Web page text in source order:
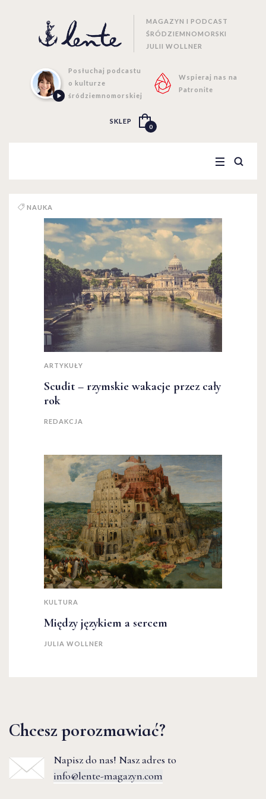
MAGAZYN I PODCAST
ŚRÓDZIEMNOMORSKI
JULII WOLLNER
Posłuchaj podcastu
o kulturze
śródziemnomorskiej
Wspieraj nas na
Patronite
SKLEP
0
NAUKA
ARTYKUŁY
Scudit – rzymskie wakacje przez cały
rok
REDAKCJA
KULTURA
Między językiem a sercem
JULIA WOLLNER
Chcesz porozmawiać?
Napisz do nas! Nasz adres to
info@lente-magazyn.com